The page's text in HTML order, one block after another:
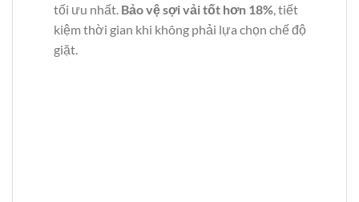
tối ưu nhất. Bảo vệ sợi vải tốt hơn 18%, tiết
kiệm thời gian khi không phải lựa chọn chế độ
giặt.